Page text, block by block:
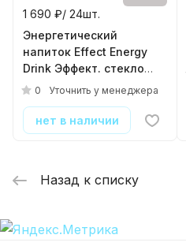
1 690 ₽/ 24шт.
Энергетический
напиток Effect Energy
Drink Эффект. стекло
0.25 мл.
0 Уточнить у менеджера
нет в наличии
Назад к списку